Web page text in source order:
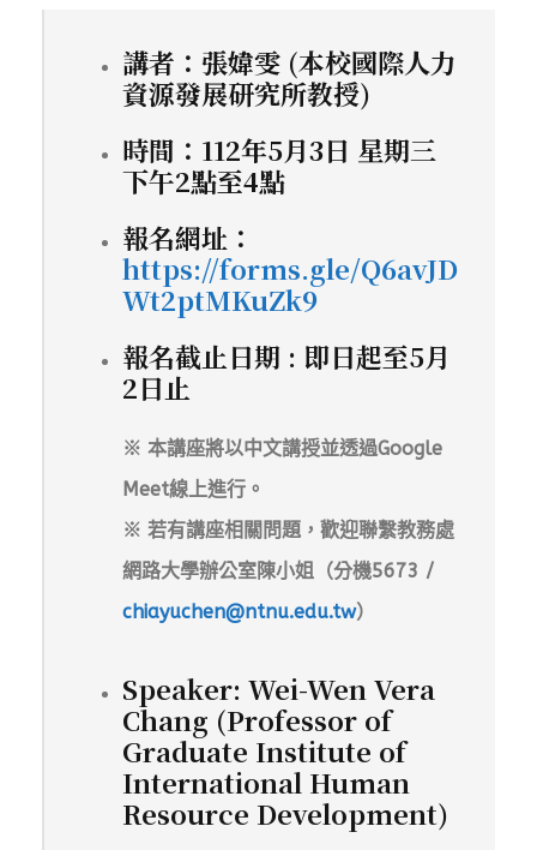
講者：張媁雯 (本校國際人力
資源發展研究所教授)
時間：112年5月3日 星期三
下午2點至4點
報名網址：
https://forms.gle/Q6avJD
Wt2ptMKuZk9
報名截止日期 : 即日起至5月
2日止
※ 本講座將以中文講授並透過Google
Meet線上進行。
※ 若有講座相關問題，歡迎聯繫教務處
網路大學辦公室陳小姐（分機5673 /
chiayuchen@ntnu.edu.tw）
Speaker: Wei-Wen Vera
Chang (Professor of
Graduate Institute of
International Human
Resource Development)